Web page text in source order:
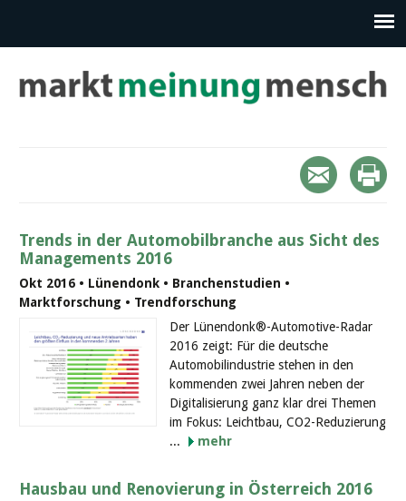
Trends in der Automobilbranche aus Sicht des
Managements 2016
Okt 2016 • Lünendonk • Branchenstudien •
Marktforschung • Trendforschung
Der Lünendonk®-Automotive-Radar
2016 zeigt: Für die deutsche
Automobilindustrie stehen in den
kommenden zwei Jahren neben der
Digitalisierung ganz klar drei Themen
im Fokus: Leichtbau, CO2-Reduzierung
...
mehr
Hausbau und Renovierung in Österreich 2016